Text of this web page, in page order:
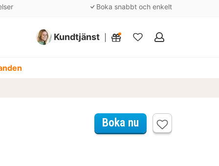
Boka snabbt och enkelt
Kundtjänst
Mina
Boka nu